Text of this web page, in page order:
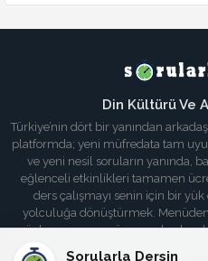
Din Kültürü Ve
Türkiye’nin dört bir yanından
platformda; yeni müfredata tam
ve yeni nesil soruların yanında,
eğlenceli etkinlikleri tamamen
ders çalışmayı senin için bir
yolculuğa dönüştürmek. Menüden
yüzlerce soruyu çözmeye
bilgilerini tazeleyebilirsin.
Sorularla Dersin